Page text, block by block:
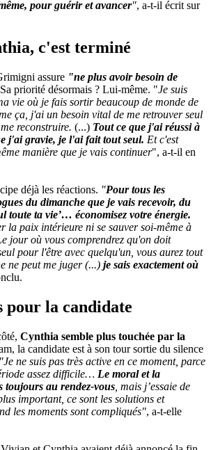
pour guérir et avancer", a-t-il écrit sur
c'est terminé
assure "ne plus avoir besoin de
Sa priorité désormais ? Lui-même. "Je suis
vie où je fais sortir beaucoup de monde de
ça, j'ai un besoin vital de me retrouver seul
reconstruire. (...) Tout ce que j'ai réussi à
j'ai gravie, je l'ai fait tout seul. Et c'est
manière que je vais continuer", a-t-il en
déjà les réactions. "Pour tous les
du dimanche que je vais recevoir, du
toute ta vie’… économisez votre énergie.
la paix intérieure ni se sauver soi-même à
jour où vous comprendrez qu'on doit
pour l'être avec quelqu'un, vous aurez tout
ne peut me juger (...) je sais exactement où
pour la candidate
Cynthia semble plus touchée par la
la candidate est à son tour sortie du silence
"Je ne suis pas très active en ce moment, parce
assez difficile… Le moral et la
toujours au rendez-vous , mais j’essaie de
important, ce sont les solutions et
les moments sont compliqués", a-t-elle